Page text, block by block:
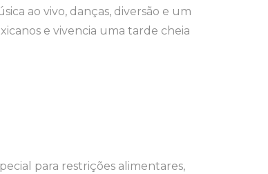
ao vivo, danças, diversão e um
e vivencia uma tarde cheia
para restrições alimentares,